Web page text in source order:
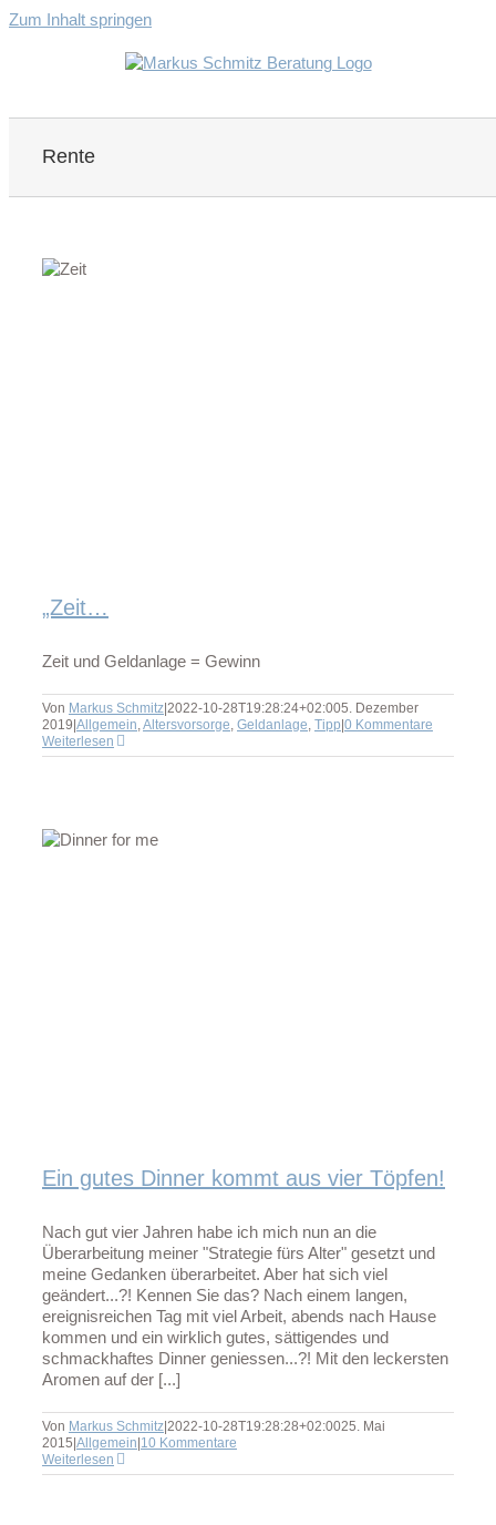
Zum Inhalt springen
Rente
„Zeit…
Zeit und Geldanlage = Gewinn
Von Markus Schmitz 2022-10-28T19:28:24+02:005. Dezember
2019 Allgemein,Altersvorsorge, Geldanlage, Tipp 0 Kommentare
Weiterlesen
Ein gutes Dinner kommt aus vier Töpfen!
Nach gut vier Jahren habe ich mich nun an die
Überarbeitung meiner "Strategie fürs Alter" gesetzt und
meine Gedanken überarbeitet. Aber hat sich viel
geändert...?! Kennen Sie das? Nach einem langen,
ereignisreichen Tag mit viel Arbeit, abends nach Hause
kommen und ein wirklich gutes, sättigendes und
schmackhaftes Dinner geniessen...?! Mit den leckersten
Aromen auf der [...]
Von Markus Schmitz 2022-10-28T19:28:28+02:0025. Mai
2015 Allgemein 10 Kommentare
Weiterlesen